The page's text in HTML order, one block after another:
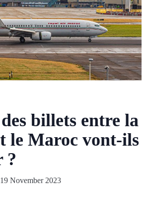
billets entre la
le Maroc vont-ils
?
19 November 2023